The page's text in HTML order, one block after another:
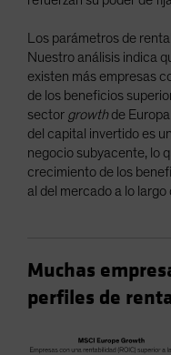
Los parámetros de
Nuestro análisis indica
existen más empresas
de los beneficios
sector growthde Europa
del capital invertido es
negocio subyacente, lo
crecimiento de los
al del mercado a lo
Muchas
perfiles de